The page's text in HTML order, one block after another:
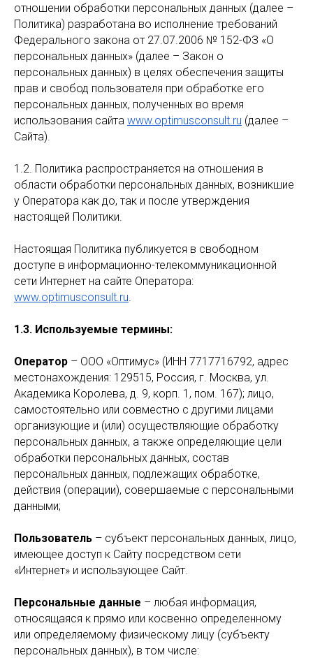
отношении обработки персональных данных (далее –
Политика) разработана во исполнение требований
Федерального закона от 27.07.2006 № 152-ФЗ «О
персональных данных» (далее – Закон о
персональных данных) в целях обеспечения защиты
прав и свобод пользователя при обработке его
персональных данных, полученных во время
использования сайта www.optimusconsult.ru (далее –
Сайта).
1.2. Политика распространяется на отношения в
области обработки персональных данных, возникшие
у Оператора как до, так и после утверждения
настоящей Политики.
Настоящая Политика публикуется в свободном
доступе в информационно-телекоммуникационной
сети Интернет на сайте Оператора:
www.optimusconsult.ru.
1.3. Используемые термины:
Оператор – ООО «Оптимус» (ИНН 7717716792, адрес
местонахождения: 129515, Россия, г. Москва, ул.
Академика Королева, д. 9, корп. 1, пом. 167); лицо,
самостоятельно или совместно с другими лицами
организующие и (или) осуществляющие обработку
персональных данных, а также определяющие цели
обработки персональных данных, состав
персональных данных, подлежащих обработке,
действия (операции), совершаемые с персональными
данными;
Пользователь – субъект персональных данных, лицо,
имеющее доступ к Сайту посредством сети
«Интернет» и использующее Сайт.
Персональные данные – любая информация,
относящаяся к прямо или косвенно определенному
или определяемому физическому лицу (субъекту
персональных данных), в том числе: